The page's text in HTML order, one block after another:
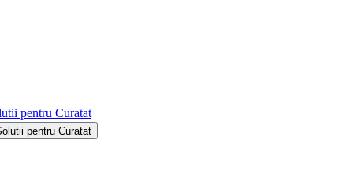
pentru Curatat
pentru Curatat